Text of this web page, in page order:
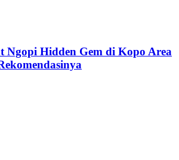
Ngopi Hidden Gem di Kopo Area